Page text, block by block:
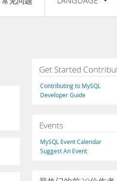
Français
Italiano
Русский
Português
Get Started
Contributing to MySQL
Developer Guide
Events
MySQL Event Calendar
Suggest An Event